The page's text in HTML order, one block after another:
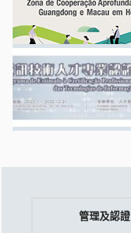
管理及認證